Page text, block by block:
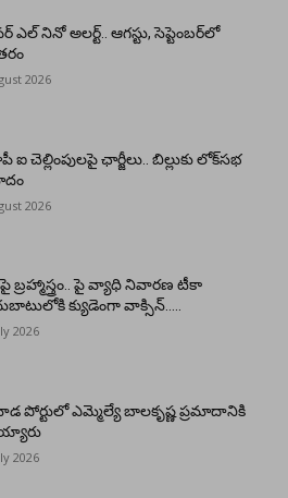
ఎల్ నినో అలర్ట్.. ఆగస్టు, సెప్టెంబర్‌లో
2026
ఐ చెల్లింపులపై ఛార్జీలు.. బిల్లుకు లోక్‌సభ
2026
బ్రహ్మాస్త్రం.. పై వ్యాధి నివారణ టీకా
క్యుడెంగా వాక్సిన్…..
2026
పోర్టులో ఎమ్మెల్యే బాలకృష్ణ ప్రమాదానికి
2026